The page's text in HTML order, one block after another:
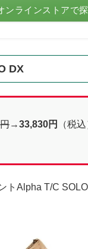
ンラインストアで
DX
→33,830円 （税
トAlpha T/C